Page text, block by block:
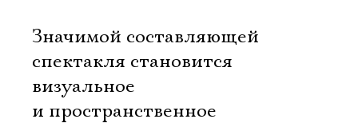
Значимой составляющей
спектакля становится
визуальное
и пространственное